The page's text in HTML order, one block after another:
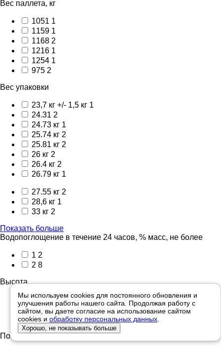
Вес паллета, кг
1051 1
1159 1
1168 2
1216 1
1254 1
975 2
Вес упаковки
23,7 кг +/- 1,5 кг 1
24.31 2
24.73 кг 1
25.74 кг 2
25.81 кг 2
26 кг 2
26.4 кг 2
26.79 кг 1
27.55 кг 2
28,6 кг 1
33 кг 2
Показать больше
Водопоглощение в течение 24 часов, % масс, не более
1 2
2 8
Высота
317 мм ± 3 4
333 мм ± 3 2
337мм +/-3 2
Показать результат
Мы используем cookies для постоянного обновления и
улучшения работы нашего сайта. Продолжая работу с
сайтом, вы даете согласие на использование сайтом
cookies и обработку персональных данных
Хорошо, не показывать больше